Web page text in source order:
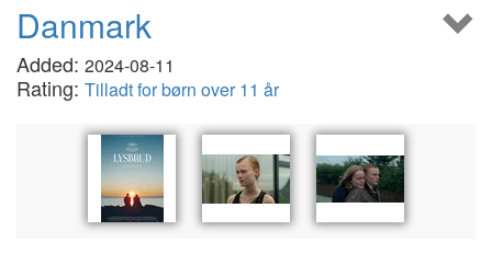
Danmark
Added: 2024-08-11
Rating: Tilladt for børn over 11 år